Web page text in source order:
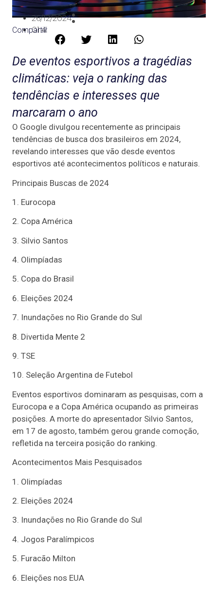
26/12/2024
01:43
Compartilhe:
De eventos esportivos a tragédias
climáticas: veja o ranking das
tendências e interesses que
marcaram o ano
O Google divulgou recentemente as principais
tendências de busca dos brasileiros em 2024,
revelando interesses que vão desde eventos
esportivos até acontecimentos políticos e naturais.
Principais Buscas de 2024
1. Eurocopa
2. Copa América
3. Silvio Santos
4. Olimpíadas
5. Copa do Brasil
6. Eleições 2024
7. Inundações no Rio Grande do Sul
8. Divertida Mente 2
9. TSE
10. Seleção Argentina de Futebol
Eventos esportivos dominaram as pesquisas, com a
Eurocopa e a Copa América ocupando as primeiras
posições. A morte do apresentador Silvio Santos,
em 17 de agosto, também gerou grande comoção,
refletida na terceira posição do ranking.
Acontecimentos Mais Pesquisados
1. Olimpíadas
2. Eleições 2024
3. Inundações no Rio Grande do Sul
4. Jogos Paralímpicos
5. Furacão Milton
6. Eleições nos EUA